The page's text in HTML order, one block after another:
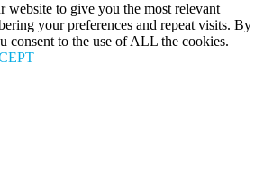
website to give you the most relevant
your preferences and repeat visits. By
consent to the use of ALL the cookies.